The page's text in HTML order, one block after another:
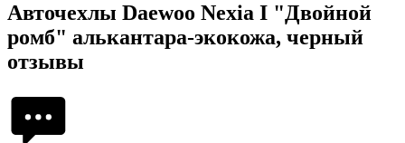
Авточехлы Daewoo Nexia I "Двойной
ромб" алькантара-экокожа, черный
отзывы